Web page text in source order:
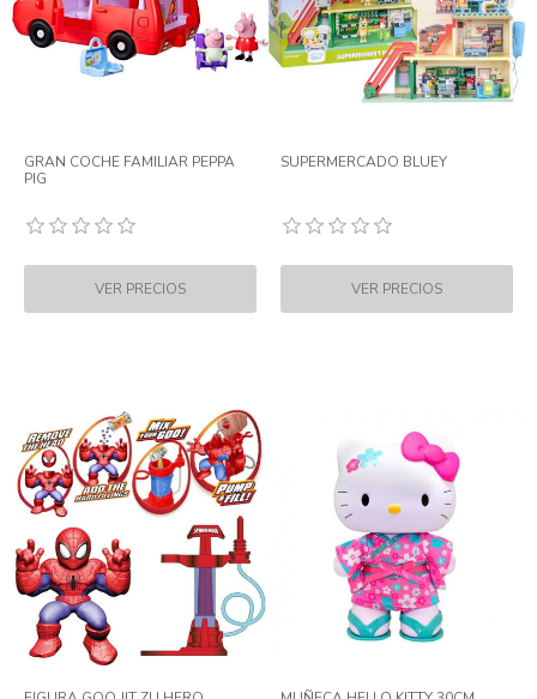
GRAN COCHE FAMILIAR PEPPA
PIG
SUPERMERCADO BLUEY